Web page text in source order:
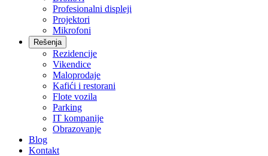
Profesionalni displeji
Projektori
Mikrofoni
Rešenja
Rezidencije
Vikendice
Maloprodaje
Kafići i restorani
Flote vozila
Parking
IT kompanije
Obrazovanje
Blog
Kontakt